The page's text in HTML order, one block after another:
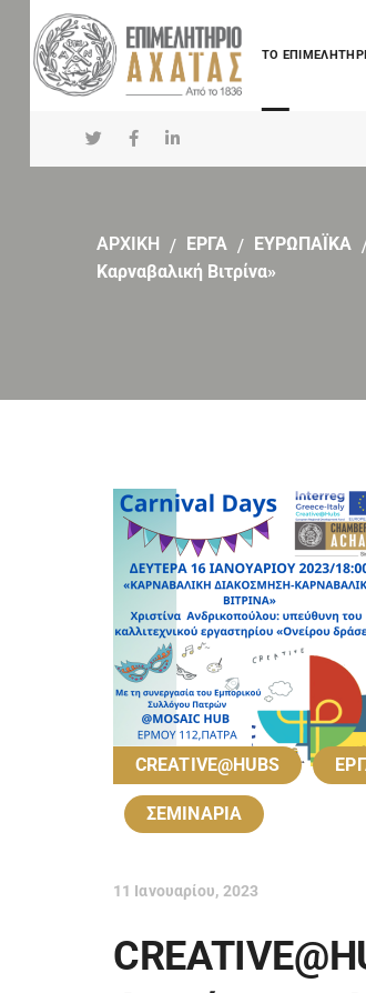
TO
ΑΡΧΙΚΗ EΡΓΑ ΕΥΡΩΠΑΪΚΑ
Καρναβαλική Βιτρίνα»
CREATIVE@HUBS
ΣΕΜΙΝΑΡΙΑ
11 Ιανουαρίου, 2023